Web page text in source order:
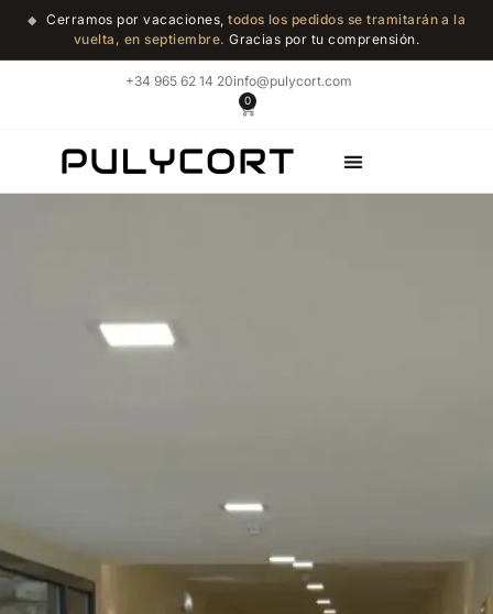
◆ Cerramos por vacaciones,todos los pedidos se tramitarán a la
vuelta, en septiembre. Gracias por tu comprensión.
+34 965 62 14 20info@pulycort.com
0